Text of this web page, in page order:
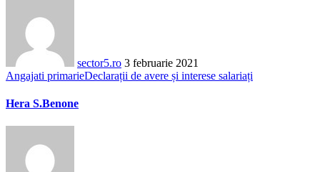
sector5.ro 3 februarie 2021
Angajati primarieDeclarații de avere și interese salariați
Hera S.Benone